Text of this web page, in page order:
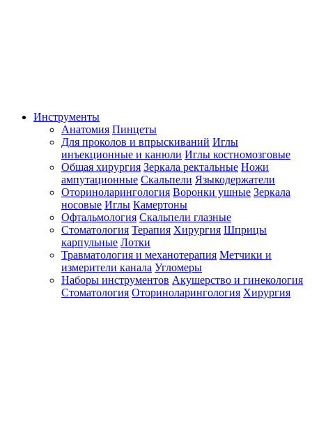
Инструменты
Анатомия Пинцеты
Для проколов и впрыскиваний Иглы
инъекционные и канюли Иглы костномозговые
Общая хирургия Зеркала ректальные Ножи
ампутационные Скальпели Языкодержатели
Оториноларингология Воронки ушные Зеркала
носовые Иглы Камертоны
Офтальмология Скальпели глазные
Стоматология Терапия Хирургия Шприцы
карпульные Лотки
Травматология и механотерапия Метчики и
измерители канала Угломеры
Наборы инструментов Акушерство и гинекология
Стоматология Оториноларингология Хирургия